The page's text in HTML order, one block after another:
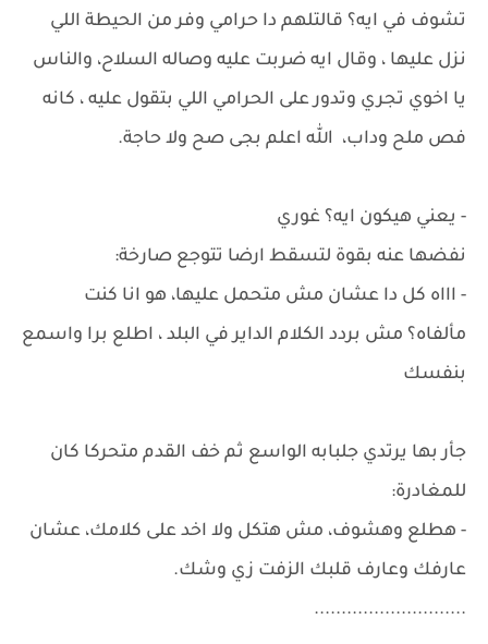
تشوف في ايه؟ قالتلهم دا حرامي وفر من الحيطة اللي
نزل عليها ، وقال ايه ضربت عليه وصاله السلاح، والناس
يا اخوي تجري وتدور على الحرامي اللي بتقول عليه ، كانه
فص ملح وداب، الله اعلم بجى صح ولا حاجة.
- يعني هيكون ايه؟ غوري
نفضها عنه بقوة لتسقط ارضا تتوجع صارخة:
- اااه كل دا عشان مش متحمل عليها، هو انا كنت
مألفاه؟ مش بردد الكلام الداير في البلد ، اطلع برا واسمع
بنفسك
جأر بها يرتدي جلبابه الواسع ثم خف القدم متحركا كان
للمغادرة:
- هطلع وهشوف، مش هتكل ولا اخد على كلامك، عشان
عارفك وعارف قلبك الزفت زي وشك.
............................